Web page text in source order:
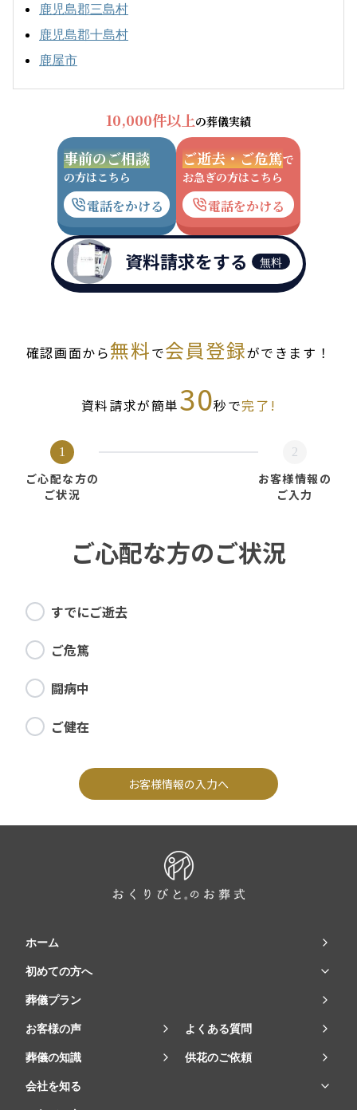
鹿児島郡三島村
鹿児島郡十島村
鹿屋市
10,000件以上の葬儀実績
事前のご相談
の方はこちら
電話をかける
ご逝去・ご危篤で
お急ぎの方はこちら
電話をかける
資料請求をする 無料
確認画面から無料で会員登録ができます！
資料請求が簡単30秒で完了!
1
ご心配な方の
ご状況
2
お客様情報の
ご入力
ご心配な方のご状況
すでにご逝去
ご危篤
闘病中
ご健在
お客様情報の入力へ
ホーム
初めての方へ
葬儀プラン
お客様の声 よくある質問
葬儀の知識 供花のご依頼
会社を知る